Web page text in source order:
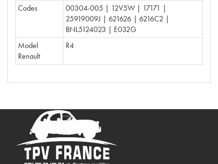
Codes
00304-005 | 12V5W | 17171 |
25919009J | 621626 | 6216C2 |
BNL5124023 | E032G
Model
Renault
R4